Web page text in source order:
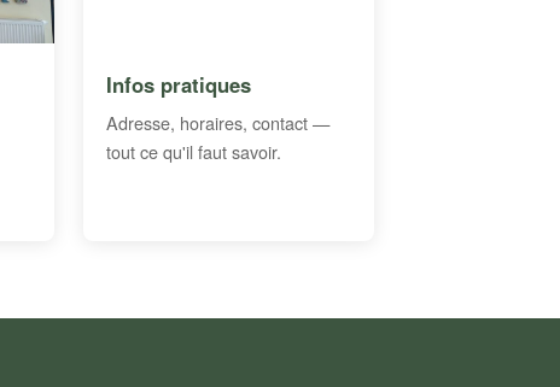
Infos pratiques
Adresse, horaires, contact —
tout ce qu'il faut savoir.